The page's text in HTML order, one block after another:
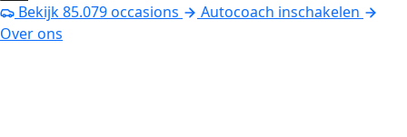
Bekijk85.079occasions
Autocoach inschakelen
Over ons